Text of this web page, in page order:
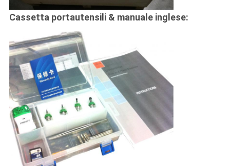
Cassetta portautensili & manuale inglese: